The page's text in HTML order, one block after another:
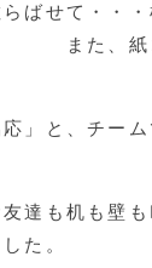
ばせて・・
よっ
」と、チー
達も机も壁
た。